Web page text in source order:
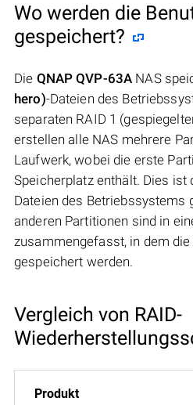
Wo werden die
gespeichert?
Die QNAP QVP-63A NAS
hero)-Dateien des
separaten RAID 1
erstellen alle NAS mehrere
Laufwerk, wobei die erste
Speicherplatz enthält. Dies ist
Dateien des Betriebssystems
anderen Partitionen sind in
zusammengefasst, in dem die
gespeichert werden.
Vergleich von RAID-